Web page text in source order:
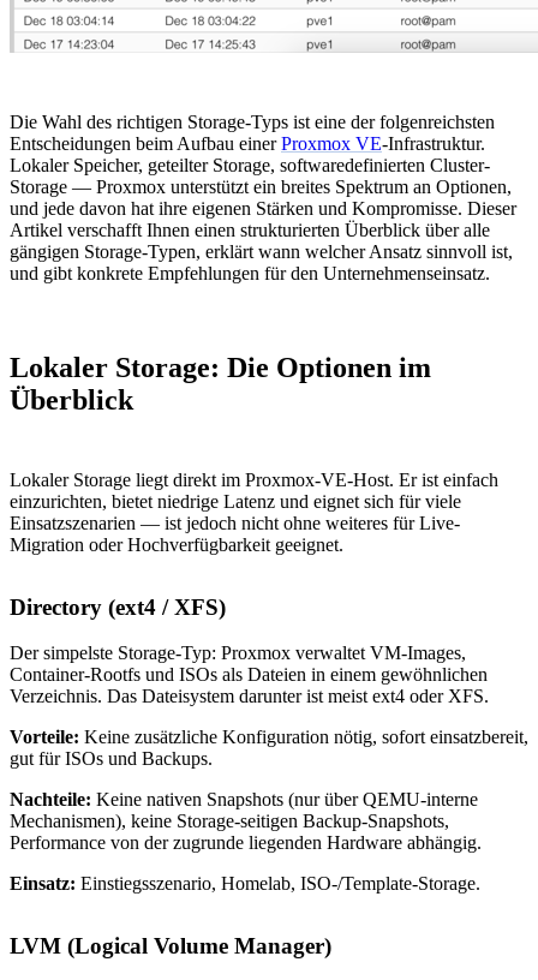
Die Wahl des richtigen Storage-Typs ist eine der folgenreichsten
Entscheidungen beim Aufbau einerProxmox VE-Infrastruktur.
Lokaler Speicher, geteilter Storage, softwaredefinierten Cluster-
Storage — Proxmox unterstützt ein breites Spektrum an Optionen,
und jede davon hat ihre eigenen Stärken und Kompromisse. Dieser
Artikel verschafft Ihnen einen strukturierten Überblick über alle
gängigen Storage-Typen, erklärt wann welcher Ansatz sinnvoll ist,
und gibt konkrete Empfehlungen für den Unternehmenseinsatz.
Lokaler Storage: Die Optionen im
Überblick
Lokaler Storage liegt direkt im Proxmox-VE-Host. Er ist einfach
einzurichten, bietet niedrige Latenz und eignet sich für viele
Einsatzszenarien — ist jedoch nicht ohne weiteres für Live-
Migration oder Hochverfügbarkeit geeignet.
Directory (ext4 / XFS)
Der simpelste Storage-Typ: Proxmox verwaltet VM-Images,
Container-Rootfs und ISOs als Dateien in einem gewöhnlichen
Verzeichnis. Das Dateisystem darunter ist meist ext4 oder XFS.
Vorteile: Keine zusätzliche Konfiguration nötig, sofort einsatzbereit,
gut für ISOs und Backups.
Nachteile: Keine nativen Snapshots (nur über QEMU-interne
Mechanismen), keine Storage-seitigen Backup-Snapshots,
Performance von der zugrunde liegenden Hardware abhängig.
Einsatz: Einstiegsszenario, Homelab, ISO-/Template-Storage.
LVM (Logical Volume Manager)